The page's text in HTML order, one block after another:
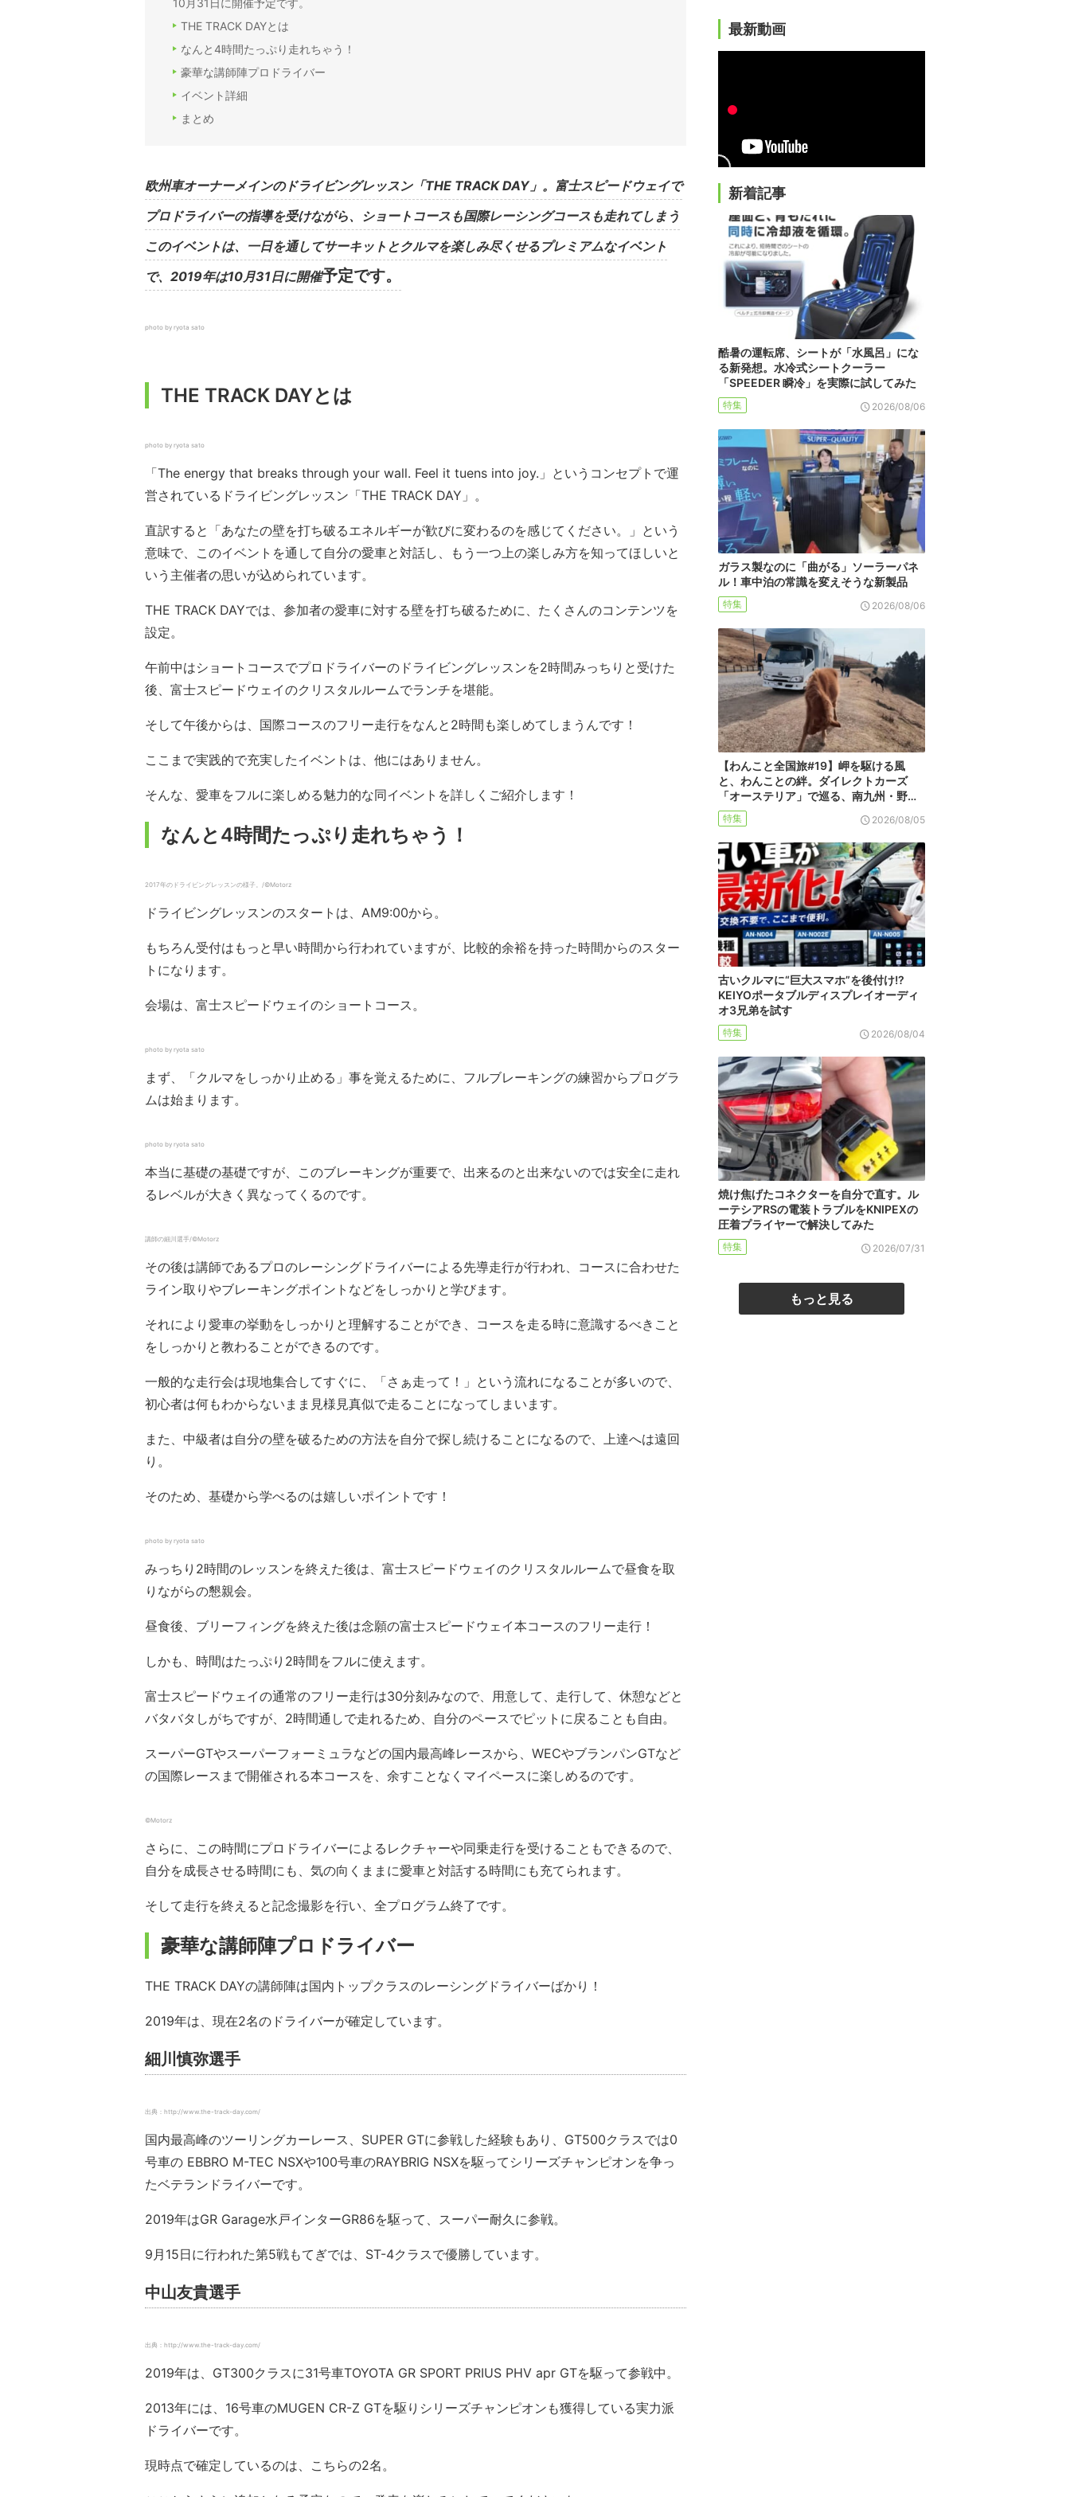
10月31日に開催予定です。
THE TRACK DAYとは
なんと4時間たっぷり走れちゃう！
豪華な講師陣プロドライバー
イベント詳細
まとめ
欧州車オーナーメインのドライビングレッスン「THE TRACK DAY」。富士スピードウェイで
プロドライバーの指導を受けながら、ショートコースも国際レーシングコースも走れてしまう
このイベントは、一日を通してサーキットとクルマを楽しみ尽くせるプレミアムなイベント
で、2019年は10月31日に開催予定です。
photo by ryota sato
THE TRACK DAYとは
photo by ryota sato
「The energy that breaks through your wall. Feel it tuens into joy.」というコンセプトで運
営されているドライビングレッスン「THE TRACK DAY」。
直訳すると「あなたの壁を打ち破るエネルギーが歓びに変わるのを感じてください。」という
意味で、このイベントを通して自分の愛車と対話し、もう一つ上の楽しみ方を知ってほしいと
いう主催者の思いが込められています。
THE TRACK DAYでは、参加者の愛車に対する壁を打ち破るために、たくさんのコンテンツを
設定。
午前中はショートコースでプロドライバーのドライビングレッスンを2時間みっちりと受けた
後、富士スピードウェイのクリスタルルームでランチを堪能。
そして午後からは、国際コースのフリー走行をなんと2時間も楽しめてしまうんです！
ここまで実践的で充実したイベントは、他にはありません。
そんな、愛車をフルに楽しめる魅力的な同イベントを詳しくご紹介します！
なんと4時間たっぷり走れちゃう！
2017年のドライビングレッスンの様子。/©Motorz
ドライビングレッスンのスタートは、AM9:00から。
もちろん受付はもっと早い時間から行われていますが、比較的余裕を持った時間からのスター
トになります。
会場は、富士スピードウェイのショートコース。
photo by ryota sato
まず、「クルマをしっかり止める」事を覚えるために、フルブレーキングの練習からプログラ
ムは始まります。
photo by ryota sato
本当に基礎の基礎ですが、このブレーキングが重要で、出来るのと出来ないのでは安全に走れ
るレベルが大きく異なってくるのです。
講師の細川選手/©Motorz
その後は講師であるプロのレーシングドライバーによる先導走行が行われ、コースに合わせた
ライン取りやブレーキングポイントなどをしっかりと学びます。
それにより愛車の挙動をしっかりと理解することができ、コースを走る時に意識するべきこと
をしっかりと教わることができるのです。
一般的な走行会は現地集合してすぐに、「さぁ走って！」という流れになることが多いので、
初心者は何もわからないまま見様見真似で走ることになってしまいます。
また、中級者は自分の壁を破るための方法を自分で探し続けることになるので、上達へは遠回
り。
そのため、基礎から学べるのは嬉しいポイントです！
photo by ryota sato
みっちり2時間のレッスンを終えた後は、富士スピードウェイのクリスタルルームで昼食を取
りながらの懇親会。
昼食後、ブリーフィングを終えた後は念願の富士スピードウェイ本コースのフリー走行！
しかも、時間はたっぷり2時間をフルに使えます。
富士スピードウェイの通常のフリー走行は30分刻みなので、用意して、走行して、休憩などと
バタバタしがちですが、2時間通しで走れるため、自分のペースでピットに戻ることも自由。
スーパーGTやスーパーフォーミュラなどの国内最高峰レースから、WECやブランパンGTなど
の国際レースまで開催される本コースを、余すことなくマイペースに楽しめるのです。
©Motorz
さらに、この時間にプロドライバーによるレクチャーや同乗走行を受けることもできるので、
自分を成長させる時間にも、気の向くままに愛車と対話する時間にも充てられます。
そして走行を終えると記念撮影を行い、全プログラム終了です。
豪華な講師陣プロドライバー
THE TRACK DAYの講師陣は国内トップクラスのレーシングドライバーばかり！
2019年は、現在2名のドライバーが確定しています。
細川慎弥選手
出典：http://www.the-track-day.com/
国内最高峰のツーリングカーレース、SUPER GTに参戦した経験もあり、GT500クラスでは0
号車の EBBRO M-TEC NSXや100号車のRAYBRIG NSXを駆ってシリーズチャンピオンを争っ
たベテランドライバーです。
2019年はGR Garage水戸インターGR86を駆って、スーパー耐久に参戦。
9月15日に行われた第5戦もてぎでは、ST-4クラスで優勝しています。
中山友貴選手
出典：http://www.the-track-day.com/
2019年は、GT300クラスに31号車TOYOTA GR SPORT PRIUS PHV apr GTを駆って参戦中。
2013年には、16号車のMUGEN CR-Z GTを駆りシリーズチャンピオンも獲得している実力派
ドライバーです。
現時点で確定しているのは、こちらの2名。
最新動画
新着記事
酷暑の運転席、シートが「水風呂」にな
る新発想。水冷式シートクーラー
「SPEEDER 瞬冷」を実際に試してみた
特集 2026/08/06
ガラス製なのに「曲がる」ソーラーパネ
ル！車中泊の常識を変えそうな新製品
特集 2026/08/06
【わんこと全国旅#19】岬を駆ける風
と、わんことの絆。ダイレクトカーズ
「オーステリア」で巡る、南九州・野…
特集 2026/08/05
古いクルマに“巨大スマホ”を後付け!?
KEIYOポータブルディスプレイオーディ
オ3兄弟を試す
特集 2026/08/04
焼け焦げたコネクターを自分で直す。ル
ーテシアRSの電装トラブルをKNIPEXの
圧着プライヤーで解決してみた
特集 2026/07/31
もっと見る